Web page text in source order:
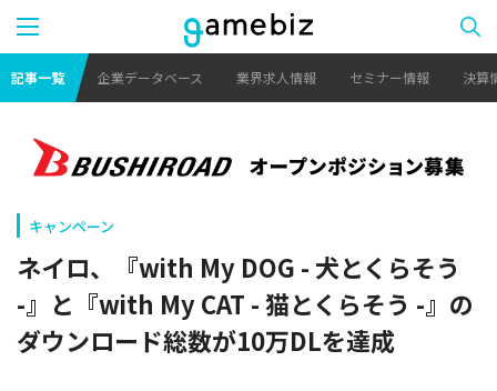
記事一覧 企業データベース 業界求人情報 セミナー情報 決算
キャンペーン
ネイロ、『with My DOG - 犬とくらそう
-』と『with My CAT - 猫とくらそう -』の
ダウンロード総数が10万DLを達成